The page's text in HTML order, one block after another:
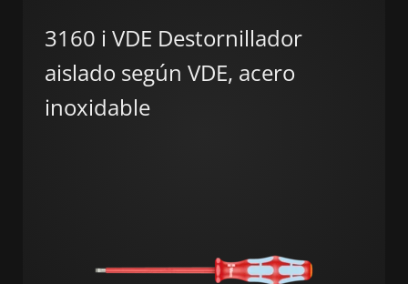
3160 i VDE Destornillador
aislado según VDE, acero
inoxidable